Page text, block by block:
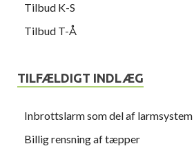
Tilbud K-S
Tilbud T-Å
TILFÆLDIGT INDLÆG
Inbrottslarm som del af larmsystem
Billig rensning af tæpper